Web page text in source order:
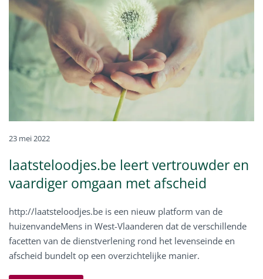
23 mei 2022
laatsteloodjes.be leert vertrouwder en
vaardiger omgaan met afscheid
http://laatsteloodjes.be is een nieuw platform van de
huizenvandeMens in West-Vlaanderen dat de verschillende
facetten van de dienstverlening rond het levenseinde en
afscheid bundelt op een overzichtelijke manier.